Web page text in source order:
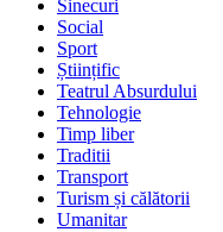
Sinecuri
Social
Sport
Științific
Teatrul Absurdului
Tehnologie
Timp liber
Traditii
Transport
Turism și călătorii
Umanitar